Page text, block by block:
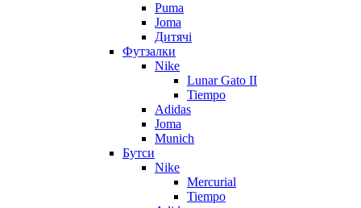
Puma
Joma
Дитячі
Футзалки
Nike
Lunar Gato II
Tiempo
Adidas
Joma
Munich
Бутси
Nike
Mercurial
Tiempo